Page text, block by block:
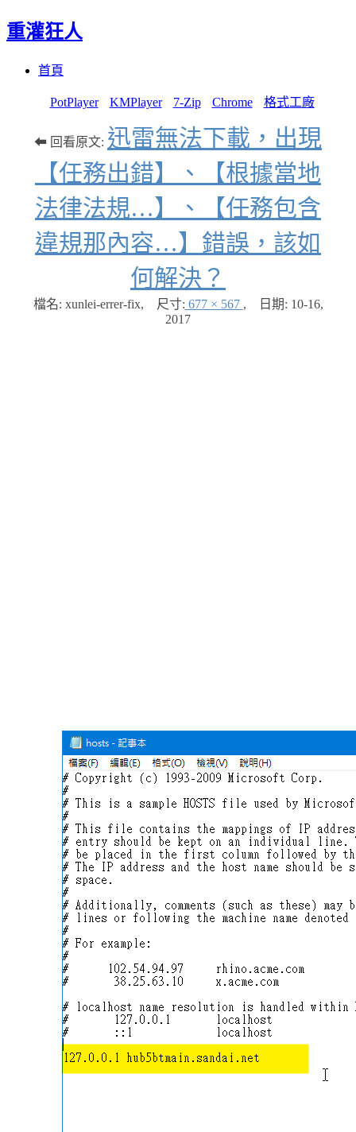
重灌狂人
首頁
PotPlayer KMPlayer 7-Zip Chrome 格式工廠
⬅ 回看原文: 迅雷無法下載，出現
【任務出錯】、【根據當地
法律法規…】、【任務包含
違規那內容…】錯誤，該如
何解決？
檔名: xunlei-errer-fix, 尺寸: 677 × 567 , 日期: 10-16,
2017